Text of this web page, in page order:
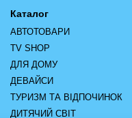
Каталог
АВТОТОВАРИ
TV SHOP
ДЛЯ ДОМУ
ДЕВАЙСИ
ТУРИЗМ ТА ВІДПОЧИНОК
ДИТЯЧИЙ СВІТ